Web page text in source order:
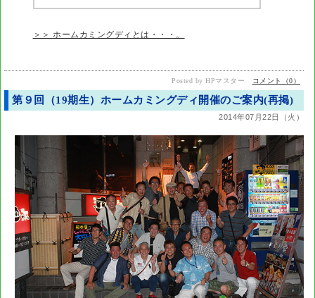
＞＞ ホームカミングディとは・・・。
Posted by HPマスター コメント（0）
第９回（19期生）ホームカミングディ開催のご案内(再掲)
2014年07月22日（火）